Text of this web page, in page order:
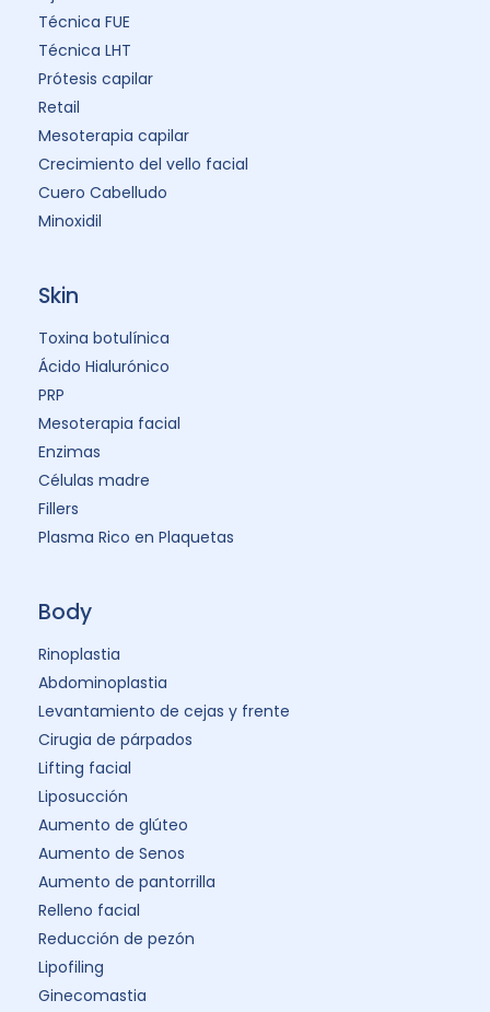
demostrado ser un eficaz tratamiento
contra la hiperhidrosis porque bloquea la
transmisión nerviosa en la unión
neuromuscular, cesando la producción de
sudor del segundo al cuarto día de
aplicación. El efecto puede durar hasta 6
meses.
Resultados Reales
Toxina Botulínica PDF: Manual
Completo de Uso
Toxina Botulínica: ¿Para Qué Sirve y
Quién la Necesita?
Conoce más de este tratamiento que
rejuvenece el rostro y que elimina arrugas
y líneas de expresión desde la primera
aplicación.
Toxina Botulínica Tipo A: